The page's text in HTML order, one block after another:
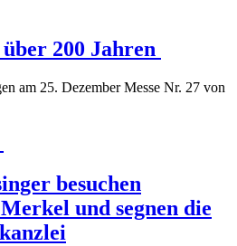
200 Jahren
am 25. Dezember Messe Nr. 27 von
besuchen
und segnen die